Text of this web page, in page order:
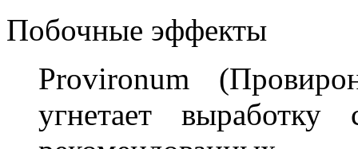
Побочные эффекты
Provironum
угнетает выработку